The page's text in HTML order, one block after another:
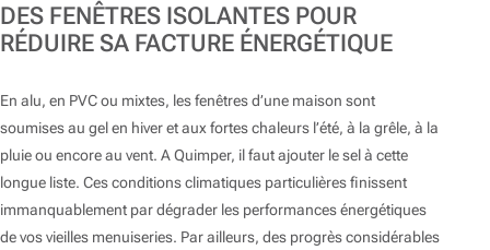
DES FENÊTRES ISOLANTES POUR
RÉDUIRE SA FACTURE ÉNERGÉTIQUE
En alu, en PVC ou mixtes, les fenêtres d’une maison sont
soumises au gel en hiver et aux fortes chaleurs l’été, à la grêle, à la
pluie ou encore au vent. A Quimper, il faut ajouter le sel à cette
longue liste. Ces conditions climatiques particulières finissent
immanquablement par dégrader les performances énergétiques
de vos vieilles menuiseries. Par ailleurs, des progrès considérables